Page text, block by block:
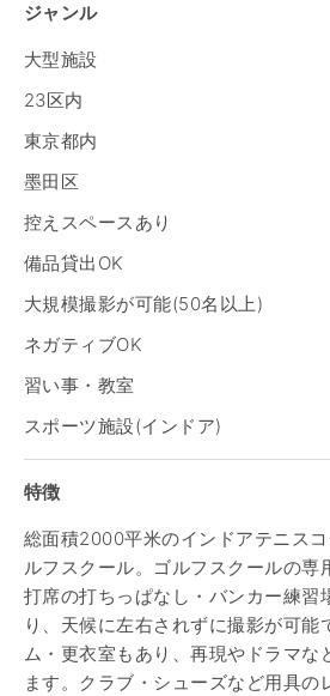
ジャンル
大型施設
23区内
東京都内
墨田区
控えスペースあり
備品貸出OK
大規模撮影が可能(50名以上)
ネガティブOK
習い事・教室
スポーツ施設(インドア)
特徴
総面積2000平米のインドアテニス
ルフスクール。ゴルフスクールの専
打席の打ちっぱなし・バンカー練習
り、天候に左右されずに撮影が可能
ム・更衣室もあり、再現やドラマな
ます。クラブ・シューズなど用具の